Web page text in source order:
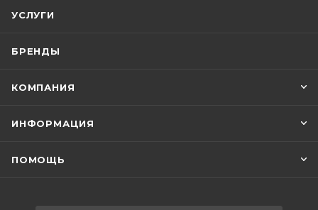
УСЛУГИ
БРЕНДЫ
КОМПАНИЯ
ИНФОРМАЦИЯ
ПОМОЩЬ